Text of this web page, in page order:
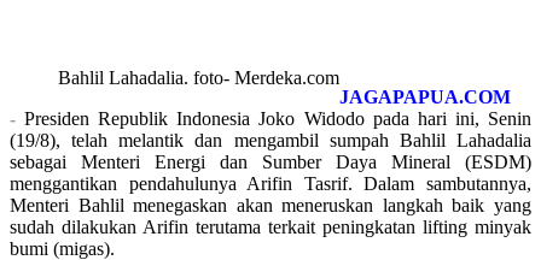
Bahlil Lahadalia. foto- Merdeka.com
JAGAPAPUA.COM
-Presiden Republik Indonesia Joko Widodo pada hari ini, Senin
(19/8), telah melantik dan mengambil sumpah Bahlil Lahadalia
sebagai Menteri Energi dan Sumber Daya Mineral (ESDM)
menggantikan pendahulunya Arifin Tasrif. Dalam sambutannya,
Menteri Bahlil menegaskan akan meneruskan langkah baik yang
sudah dilakukan Arifin terutama terkait peningkatan lifting minyak
bumi (migas).